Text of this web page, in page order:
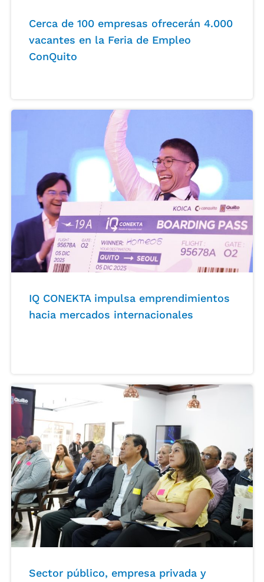
Cerca de 100 empresas ofrecerán 4.000
vacantes en la Feria de Empleo
ConQuito
IQ CONEKTA impulsa emprendimientos
hacia mercados internacionales
Sector público, empresa privada y